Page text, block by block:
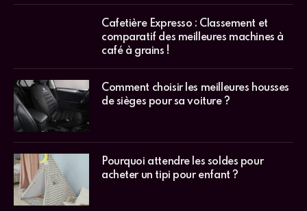
Cafetière Expresso : Classement et
comparatif des meilleures machines à
café à grains !
Comment choisir les meilleures housses
de sièges pour sa voiture ?
Pourquoi attendre les soldes pour
acheter un tipi pour enfant ?